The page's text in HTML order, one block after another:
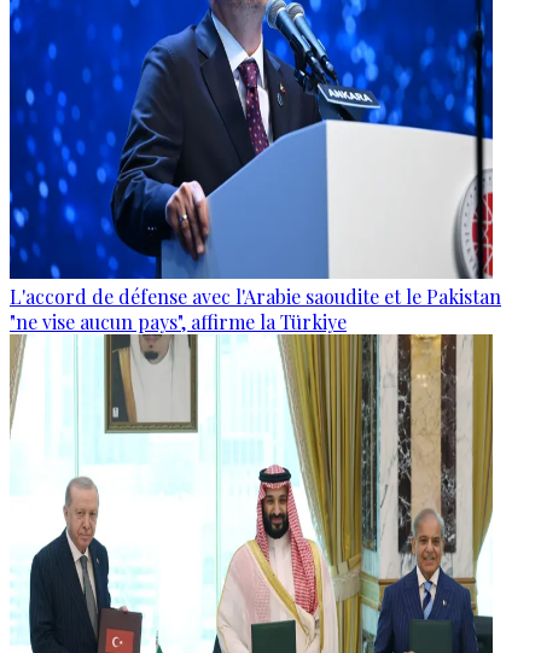
L'accord de défense avec l'Arabie saoudite et le Pakistan
"ne vise aucun pays", affirme la Türkiye